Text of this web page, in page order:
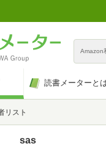
Amazon
読書メーターと
リスト
sas